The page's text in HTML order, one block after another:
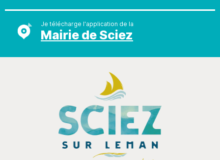
Je télécharge l'application de la
Mairie de Sciez